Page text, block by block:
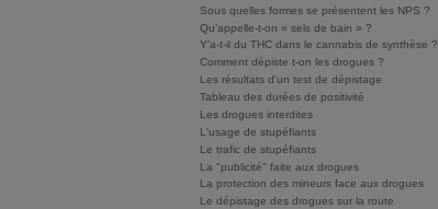
Sous quelles formes se présentent les NPS ?
Qu’appelle-t-on « sels de bain » ?
Y’a-t-il du THC dans le cannabis de synthèse ?
Comment dépiste t-on les drogues ?
Les résultats d'un test de dépistage
Tableau des durées de positivité
Les drogues interdites
L'usage de stupéfiants
Le trafic de stupéfiants
La "publicité" faite aux drogues
La protection des mineurs face aux drogues
Le dépistage des drogues sur la route